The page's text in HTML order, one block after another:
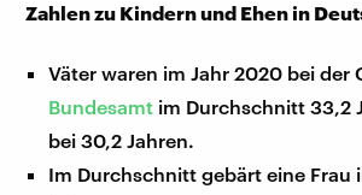
Zahlen zu Kindern und Ehen in
Väter waren im Jahr 2020 bei
Bundesamt im Durchschnitt 33,2
bei 30,2 Jahren.
Im Durchschnitt gebärt eine Frau